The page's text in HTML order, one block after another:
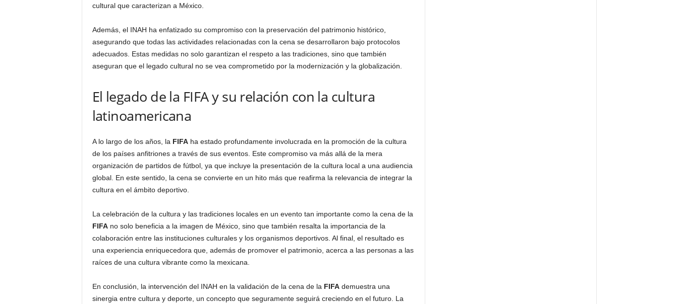
cultural que caracterizan a México.
Además, el INAH ha enfatizado su compromiso con la preservación del patrimonio histórico,
asegurando que todas las actividades relacionadas con la cena se desarrollaron bajo protocolos
adecuados. Estas medidas no solo garantizan el respeto a las tradiciones, sino que también
aseguran que el legado cultural no se vea comprometido por la modernización y la globalización.
El legado de la FIFA y su relación con la cultura
latinoamericana
A lo largo de los años, la FIFAha estado profundamente involucrada en la promoción de la cultura
de los países anfitriones a través de sus eventos. Este compromiso va más allá de la mera
organización de partidos de fútbol, ya que incluye la presentación de la cultura local a una audiencia
global. En este sentido, la cena se convierte en un hito más que reafirma la relevancia de integrar la
cultura en el ámbito deportivo.
La celebración de la cultura y las tradiciones locales en un evento tan importante como la cena de la
FIFAno solo beneficia a la imagen de México, sino que también resalta la importancia de la
colaboración entre las instituciones culturales y los organismos deportivos. Al final, el resultado es
una experiencia enriquecedora que, además de promover el patrimonio, acerca a las personas a las
raíces de una cultura vibrante como la mexicana.
En conclusión, la intervención del INAH en la validación de la cena de la FIFAdemuestra una
sinergia entre cultura y deporte, un concepto que seguramente seguirá creciendo en el futuro. La